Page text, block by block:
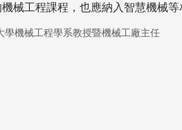
械工程課程，也應納入智慧機械
學機械工程學系教授暨機械工廠主任